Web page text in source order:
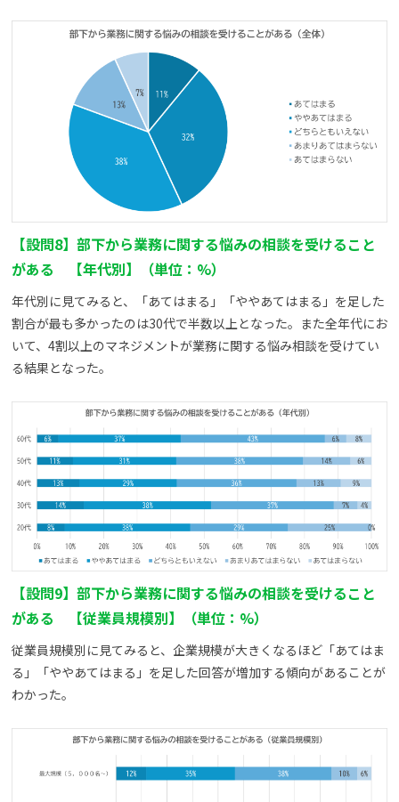
【設問8】部下から業務に関する悩みの相談を受けること
がある 【年代別】（単位：%）
年代別に見てみると、「あてはまる」「ややあてはまる」を足した
割合が最も多かったのは30代で半数以上となった。また全年代にお
いて、4割以上のマネジメントが業務に関する悩み相談を受けてい
る結果となった。
【設問9】部下から業務に関する悩みの相談を受けること
がある 【従業員規模別】（単位：%）
従業員規模別に見てみると、企業規模が大きくなるほど「あてはま
る」「ややあてはまる」を足した回答が増加する傾向があることが
わかった。